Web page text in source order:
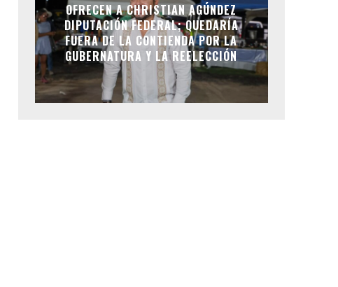
OFRECEN A CHRISTIAN AGÚNDEZ
DIPUTACIÓN FEDERAL; QUEDARÍA
FUERA DE LA CONTIENDA POR LA
GUBERNATURA Y LA REELECCIÓN